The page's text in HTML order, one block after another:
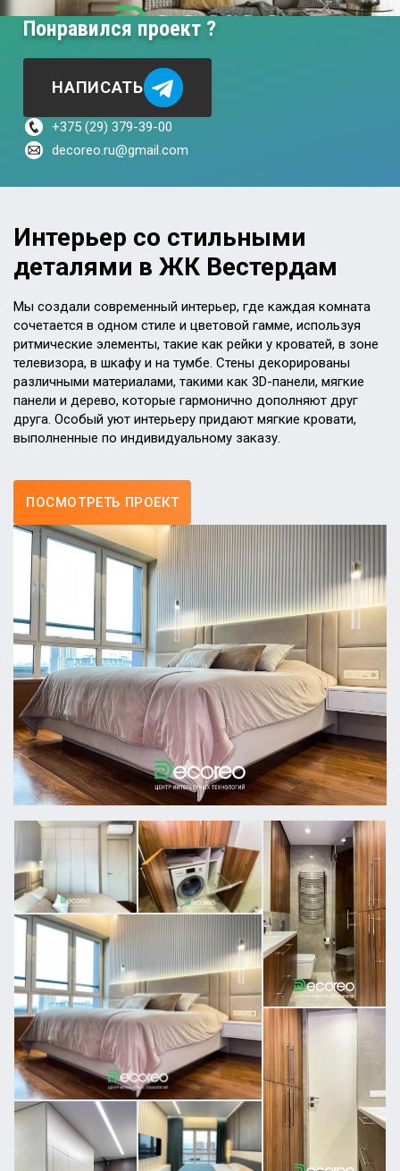
Понравился проект ?
НАПИСАТЬ
+375 (29) 379-39-00
decoreo.ru@gmail.com
Интерьер со стильными
деталями в ЖК Вестердам
Мы создали современный интерьер, где каждая комната
сочетается в одном стиле и цветовой гамме, используя
ритмические элементы, такие как рейки у кроватей, в зоне
телевизора, в шкафу и на тумбе. Стены декорированы
различными материалами, такими как 3D-панели, мягкие
панели и дерево, которые гармонично дополняют друг
друга. Особый уют интерьеру придают мягкие кровати,
выполненные по индивидуальному заказу.
ПОСМОТРЕТЬ ПРОЕКТ